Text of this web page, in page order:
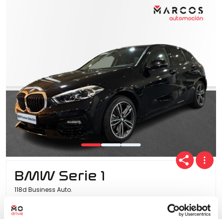
BMW Serie 1
118d Business Auto.
34.973 Kms